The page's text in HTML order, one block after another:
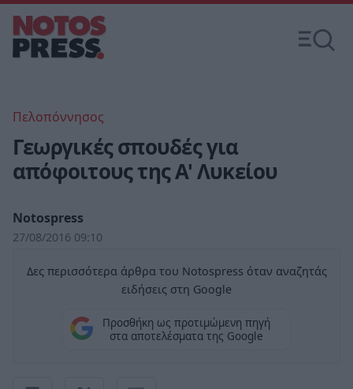
Πελοπόννησος
Γεωργικές σπουδές για
απόφοιτους της Α' Λυκείου
Notospress
27/08/2016 09:10
Δες περισσότερα άρθρα του Notospress όταν αναζητάς
ειδήσεις στη Google
Προσθήκη ως προτιμώμενη πηγή
στα αποτελέσματα της Google